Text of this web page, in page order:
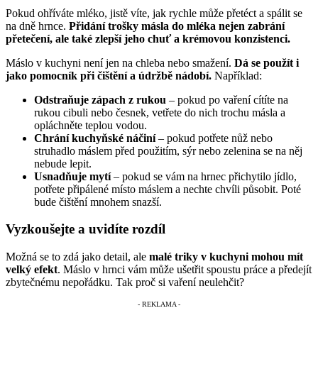
Pokud ohříváte mléko, jistě víte, jak rychle může přetéct a spálit se
na dně hrnce. Přidání trošky másla do mléka nejen zabrání
přetečení, ale také zlepší jeho chuť a krémovou konzistenci.
Máslo v kuchyni není jen na chleba nebo smažení. Dá se použít i
jako pomocník při čištění a údržbě nádobí. Například:
Odstraňuje zápach z rukou – pokud po vaření cítíte na
rukou cibuli nebo česnek, vetřete do nich trochu másla a
opláchněte teplou vodou.
Chrání kuchyňské náčiní– pokud potřete nůž nebo
struhadlo máslem před použitím, sýr nebo zelenina se na něj
nebude lepit.
Usnadňuje mytí– pokud se vám na hrnec přichytilo jídlo,
potřete připálené místo máslem a nechte chvíli působit. Poté
bude čištění mnohem snazší.
Vyzkoušejte a uvidíte rozdíl
Možná se to zdá jako detail, ale malé triky v kuchyni mohou mít
velký efekt. Máslo v hrnci vám může ušetřit spoustu práce a předejít
zbytečnému nepořádku. Tak proč si vaření neulehčit?